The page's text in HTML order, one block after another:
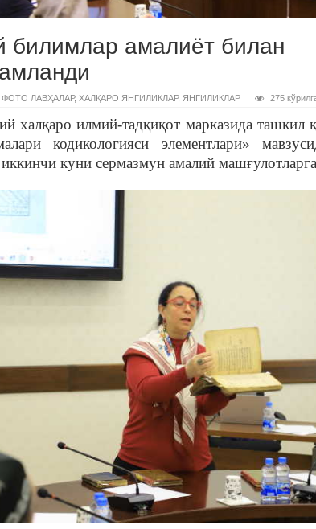
билимлар амалиёт билан
ФОТО ЛАВҲАЛАР, ХАЛҚАРО ЯНГИЛИКЛАР, ЯНГИЛИКЛАР 275
халқаро илмий-тадқиқот марказида ташкил
кодикологияси элементлари»
куни сермазмун амалий